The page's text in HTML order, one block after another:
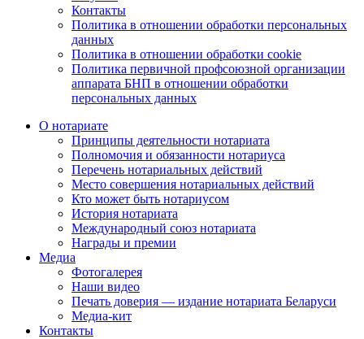
Контакты
Политика в отношении обработки персональных
данных
Политика в отношении обработки cookie
Политика первичной профсоюзной организации
аппарата БНП в отношении обработки
персональных данных
О нотариате
Принципы деятельности нотариата
Полномочия и обязанности нотариуса
Перечень нотариальных действий
Место совершения нотариальных действий
Кто может быть нотариусом
История нотариата
Международный союз нотариата
Награды и премии
Медиа
Фотогалерея
Наши видео
Печать доверия — издание нотариата Беларуси
Медиа-кит
Контакты